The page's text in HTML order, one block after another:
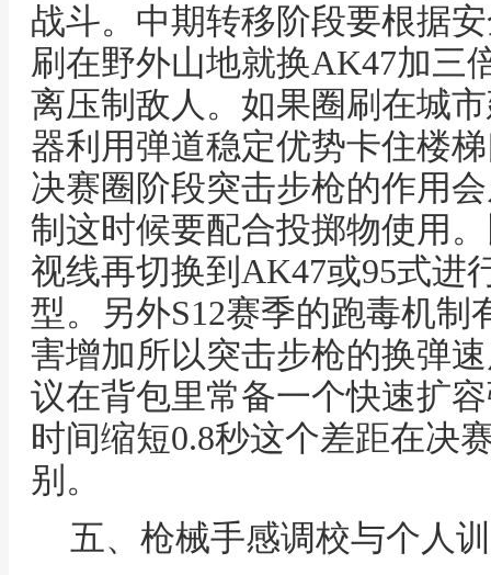
战斗。中期转移阶段要根据
刷在野外山地就换AK47加三
离压制敌人。如果圈刷在城
器利用弹道稳定优势卡住楼
决赛圈阶段突击步枪的作用
制这时候要配合投掷物使用
视线再切换到AK47或95式进
型。另外S12赛季的跑毒机
害增加所以突击步枪的换弹
议在背包里常备一个快速扩
时间缩短0.8秒这个差距在决
别。
五、枪械手感调校与个人